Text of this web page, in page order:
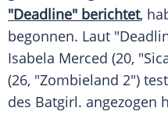
"Deadline" berichtet,
begonnen. Laut
Isabela Merced (20,
(26, "Zombieland 2")
des Batgirl. angezogen